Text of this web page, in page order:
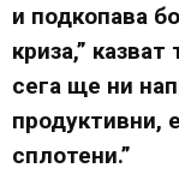
и подкопава
криза,”
сега ще ни
продуктивни,
сплотени.”